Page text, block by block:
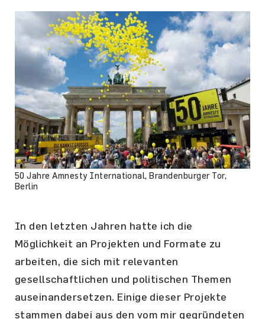
50 Jahre Amnesty International, Brandenburger Tor,
Berlin
In den letzten Jahren hatte ich die
Möglichkeit an Projekten und Formate zu
arbeiten, die sich mit relevanten
gesellschaftlichen und politischen Themen
auseinandersetzen. Einige dieser Projekte
stammen dabei aus den vom mir gegründeten